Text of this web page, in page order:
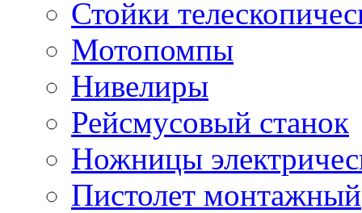
Стойки
Мотопомпы
Нивелиры
Рейсмусовый станок
Ножницы
Пистолет монтажный